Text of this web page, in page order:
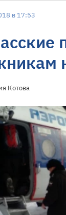
в 17:53
Котова